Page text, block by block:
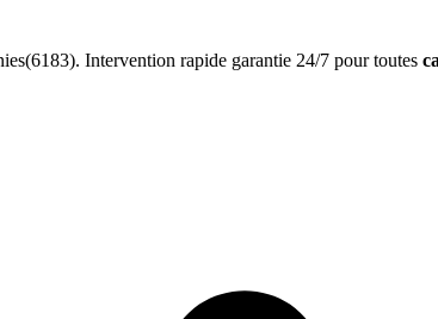
Intervention rapide garantie 24/7 pour toutes